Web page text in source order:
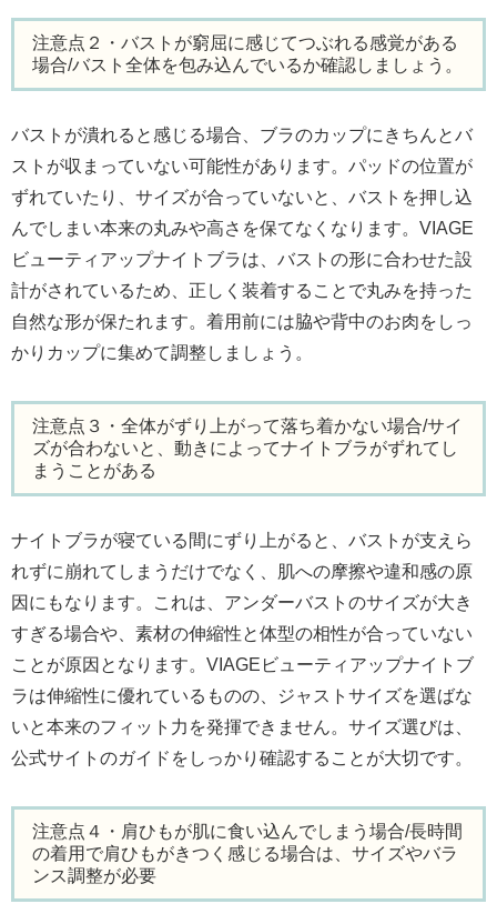
注意点２・バストが窮屈に感じてつぶれる感覚がある
場合/バスト全体を包み込んでいるか確認しましょう。
バストが潰れると感じる場合、ブラのカップにきちんとバ
ストが収まっていない可能性があります。パッドの位置が
ずれていたり、サイズが合っていないと、バストを押し込
んでしまい本来の丸みや高さを保てなくなります。VIAGE
ビューティアップナイトブラは、バストの形に合わせた設
計がされているため、正しく装着することで丸みを持った
自然な形が保たれます。着用前には脇や背中のお肉をしっ
かりカップに集めて調整しましょう。
注意点３・全体がずり上がって落ち着かない場合/サイ
ズが合わないと、動きによってナイトブラがずれてし
まうことがある
ナイトブラが寝ている間にずり上がると、バストが支えら
れずに崩れてしまうだけでなく、肌への摩擦や違和感の原
因にもなります。これは、アンダーバストのサイズが大き
すぎる場合や、素材の伸縮性と体型の相性が合っていない
ことが原因となります。VIAGEビューティアップナイトブ
ラは伸縮性に優れているものの、ジャストサイズを選ばな
いと本来のフィット力を発揮できません。サイズ選びは、
公式サイトのガイドをしっかり確認することが大切です。
注意点４・肩ひもが肌に食い込んでしまう場合/長時間
の着用で肩ひもがきつく感じる場合は、サイズやバラ
ンス調整が必要